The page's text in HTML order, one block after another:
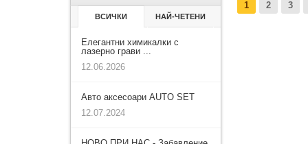
ВСИЧКИ НАЙ-ЧЕТЕНИ
Елегантни химикалки с
лазерно грави ...
12.06.2026
Авто аксесоари AUTO SET
12.07.2024
1 2 3